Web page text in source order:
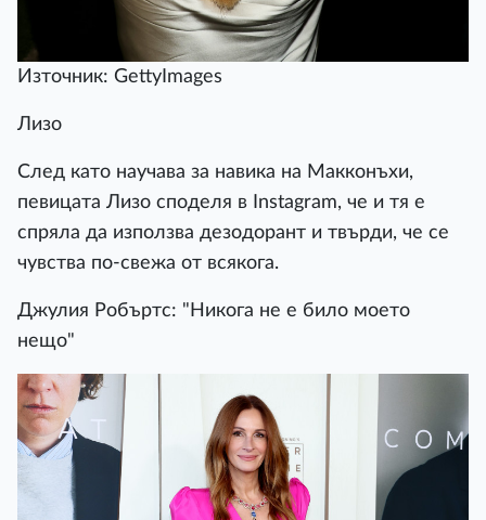
Източник: GettyImages
Лизо
След като научава за навика на Макконъхи,
певицата Лизо споделя в Instagram, че и тя е
спряла да използва дезодорант и твърди, че се
чувства по-свежа от всякога.
Джулия Робъртс: "Никога не е било моето
нещо"